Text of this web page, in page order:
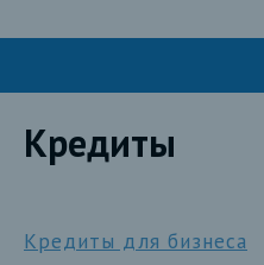
Кредиты
Кредиты для бизнеса